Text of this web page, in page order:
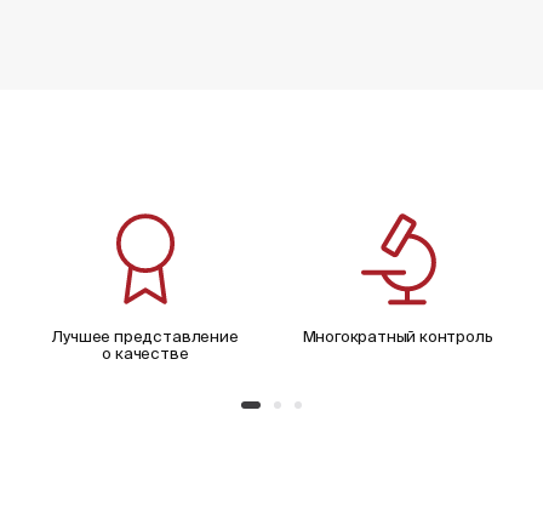
Лучшее представление
о качестве
Многократный контроль